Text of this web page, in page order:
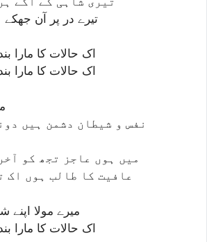
تیرے در پر آن جھکے
اک حالات کا مارا
اک حالات کا مارا
نفس و شیطان دشمن ہیں
میں ہوں عاجز تجھ کو
عافیت کا طالب ہوں اک
میرے مولا اپنے
اک حالات کا مارا